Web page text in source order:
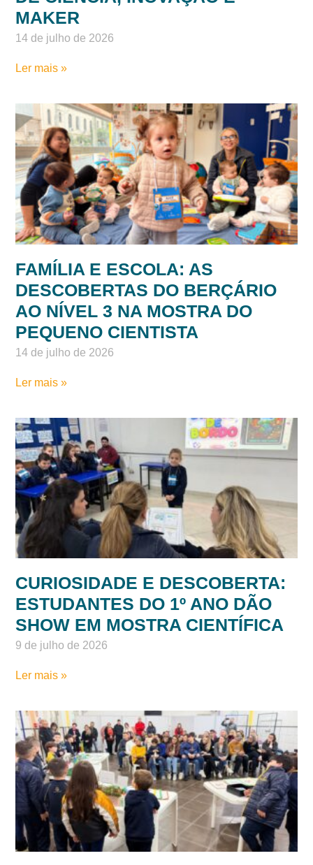
MAKER
14 de julho de 2026
Ler mais »
FAMÍLIA E ESCOLA: AS
DESCOBERTAS DO BERÇÁRIO
AO NÍVEL 3 NA MOSTRA DO
PEQUENO CIENTISTA
14 de julho de 2026
Ler mais »
CURIOSIDADE E DESCOBERTA:
ESTUDANTES DO 1º ANO DÃO
SHOW EM MOSTRA CIENTÍFICA
9 de julho de 2026
Ler mais »